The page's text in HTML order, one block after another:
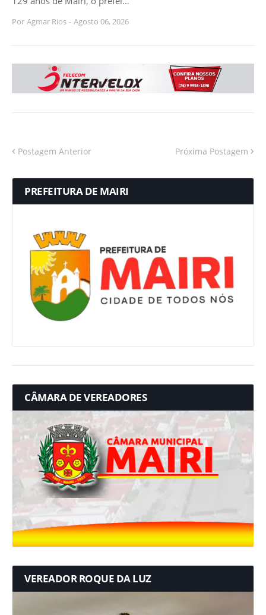
Por Agmar Rios - Agosto 06, 2026
Postagem Anterior Próxima Postagem
PREFEITURA DE MAIRI
CÂMARA DE VEREADORES
VEREADOR ROQUE DA LUZ